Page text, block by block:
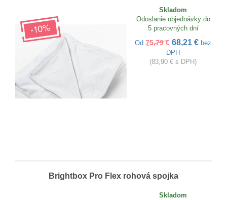
Skladom
Odoslanie objednávky do
5 pracovných dní
Od 75,79 € 68,21 € bez
DPH
(83,90 € s DPH)
Brightbox Pro Flex rohová spojka
Skladom